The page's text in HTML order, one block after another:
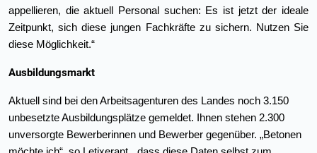
appellieren, die aktuell Personal suchen: Es ist jetzt der ideale
Zeitpunkt, sich diese jungen Fachkräfte zu sichern. Nutzen Sie
diese Möglichkeit.“
Ausbildungsmarkt
Aktuell sind bei den Arbeitsagenturen des Landes noch 3.150
unbesetzte Ausbildungsplätze gemeldet. Ihnen stehen 2.300
unversorgte Bewerberinnen und Bewerber gegenüber. „Betonen